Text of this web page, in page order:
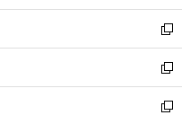
開
く
ウ
で
開
く
ン
ド
ウ
で
開
く
ウ
ィ
ン
ド
ウ
で
新
し
い
ウ
ィ
新
し
い
新